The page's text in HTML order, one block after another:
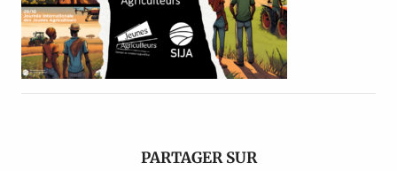
PARTAGER SUR